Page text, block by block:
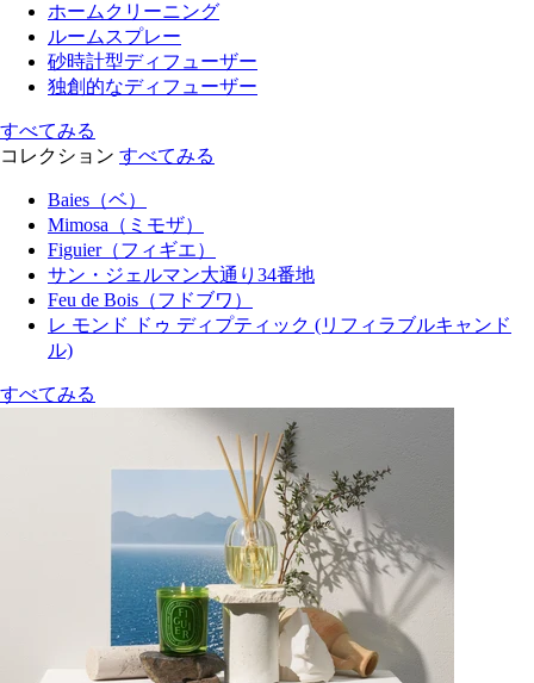
ホームクリーニング
ルームスプレー
砂時計型ディフューザー
独創的なディフューザー
すべてみる
コレクション すべてみる
Baies（ベ）
Mimosa（ミモザ）
Figuier（フィギエ）
サン・ジェルマン大通り34番地
Feu de Bois（フドブワ）
レ モンド ドゥ ディプティック (リフィラブルキャンド
ル)
すべてみる